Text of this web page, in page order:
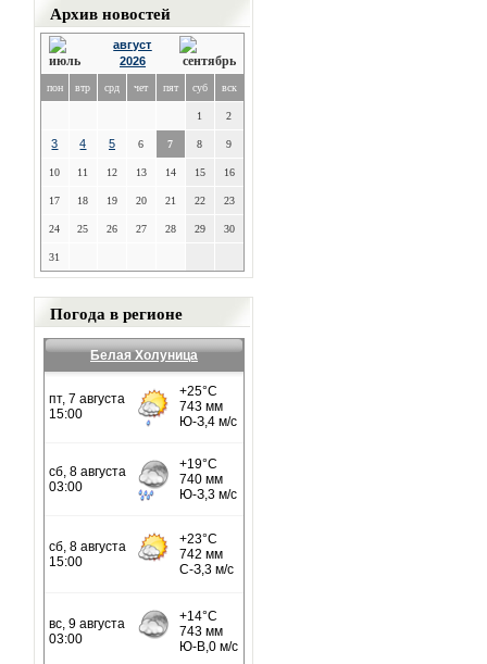
Архив новостей
август
2026
пон втр срд чет пят суб вск
1 2
3 4 5 6 7 8 9
10 11 12 13 14 15 16
17 18 19 20 21 22 23
24 25 26 27 28 29 30
31
Погода в регионе
Белая Холуница